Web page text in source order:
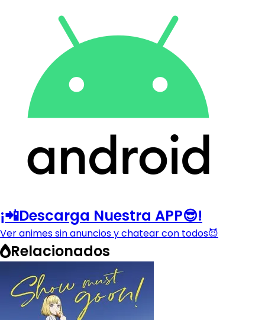
¡📲Descarga Nuestra APP😎!
Ver animes sin anuncios y chatear con todos😈
Relacionados